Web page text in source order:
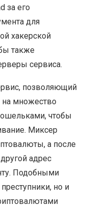
за его
для
хакерской
также
сервиса.
позволяющий
на множество
чтобы
Миксер
а после
адрес
Подобными
но и